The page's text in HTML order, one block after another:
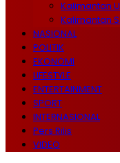
Kalimantan
Kalimantan
NASIONAL
POLITIK
EKONOMI
LIFESTYLE
ENTERTAINMENT
SPORT
INTERNASIONAL
Pers Rilis
VIDEO